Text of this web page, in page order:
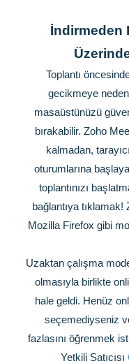
İndirmeden
Toplantı
gecikmeye
masaüstünüzü
bırakabilir. Zoho
kalmadan,
oturumlarına
toplantınızı
bağlantıya
Mozilla Firefox gibi
Uzaktan çalışma
olmasıyla birlikte
hale geldi. Henüz
seçemediyseniz
fazlasını öğrenmek
Yetkili Satıcısı